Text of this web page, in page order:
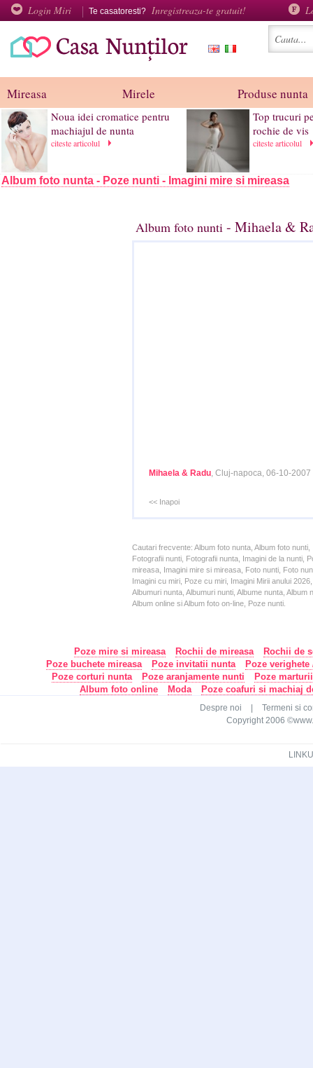
Login Miri Te casatoresti? Inregistreaza-te gratuit!
Mireasa Mirele Produse nunta
Noua idei cromatice pentru
machiajul de nunta
citeste articolul
Top trucuri
rochie de vis
citeste articolul
Album foto nunta - Poze nunti - Imagini mire si mireasa
Album foto nunti - Mihaela &
Mihaela & Radu, Cluj-napoca, 06-10-2007
<< Inapoi
Cautari frecvente: Album foto nunta, Album foto
Fotografii nunti, Fotografii nunta, Imagini de la nunti,
mireasa, Imagini mire si mireasa, Foto nunti, Foto
Imagini cu miri, Poze cu miri, Imagini Mirii anului
Albumuri nunta, Albumuri nunti, Albume nunta,
Album online si Album foto on-line, Poze nunti.
Poze mire si mireasa Rochii de mireasa
Rochii de
Poze buchete mireasa
Poze invitatii nunta
Poze
Poze corturi nunta
Poze aranjamente nunti
Poze
Album foto online
Moda Poze coafuri si machiaj
Despre noi
Termeni si
Copyright 2006